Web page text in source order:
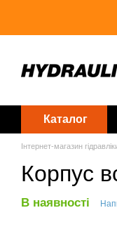
Каталог
Інтернет-магазин
Корпус
В наявності